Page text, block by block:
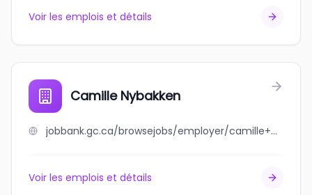
Voir les emplois et détails
Camille Nybakken
jobbank.gc.ca/browsejobs/employer/camille+nybakken/ca
Voir les emplois et détails